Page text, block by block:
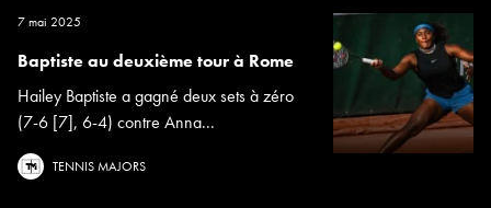
7 mai 2025
Baptiste au deuxième tour à Rome
Hailey Baptiste a gagné deux sets à zéro
(7-6 [7], 6-4) contre Anna...
TENNIS MAJORS